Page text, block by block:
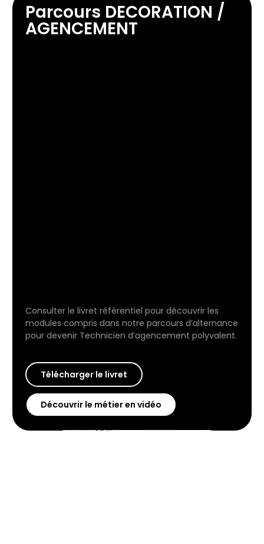
Parcours DECORATION /
AGENCEMENT
Consulter le livret référentiel pour découvrir les
modules compris dans notre parcours d’alternance
pour devenir Technicien d’agencement polyvalent.
Télécharger le livret
Découvrir le métier en vidéo